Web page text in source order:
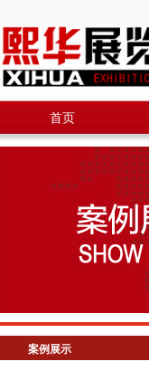
首页
案例展示